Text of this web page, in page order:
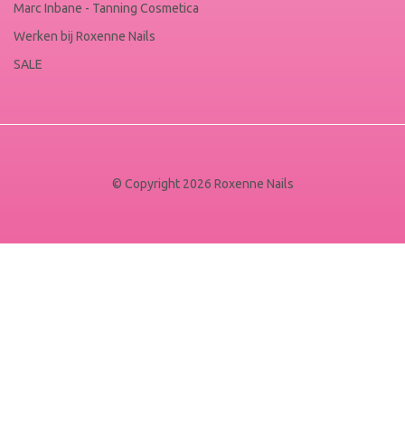
Marc Inbane - Tanning Cosmetica
Werken bij Roxenne Nails
SALE
© Copyright 2026 Roxenne Nails